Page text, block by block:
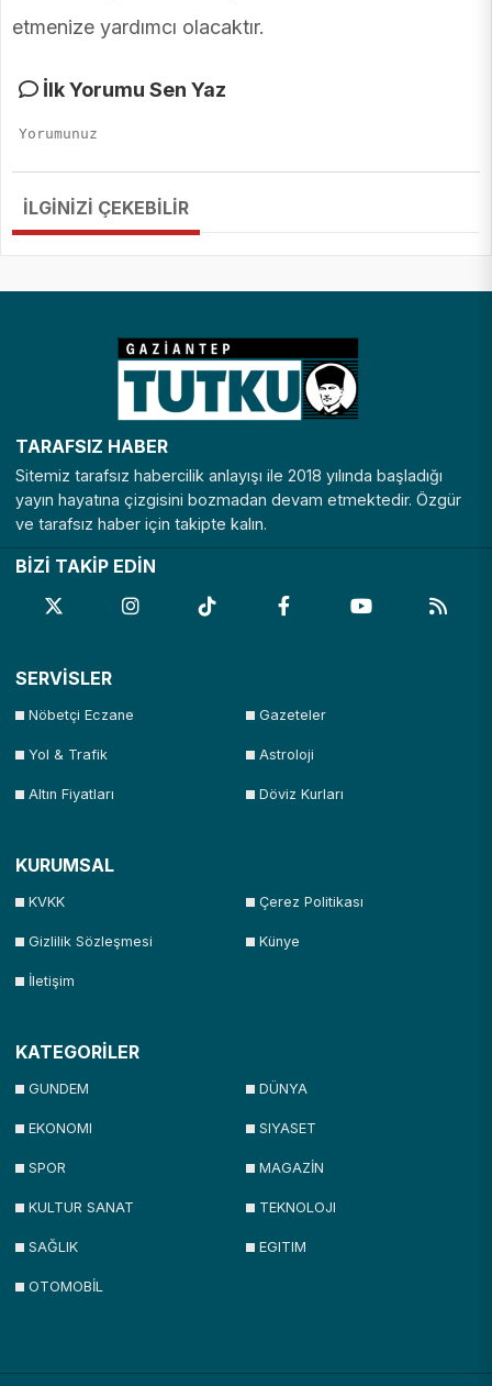
etmenize yardımcı olacaktır.
İlk Yorumu Sen Yaz
İLGİNİZİ ÇEKEBİLİR
TARAFSIZ HABER
Sitemiz tarafsız habercilik anlayışı ile 2018 yılında başladığı
yayın hayatına çizgisini bozmadan devam etmektedir. Özgür
ve tarafsız haber için takipte kalın.
BİZİ TAKİP EDİN
SERVİSLER
Nöbetçi Eczane Gazeteler
Yol & Trafik Astroloji
Altın Fiyatları Döviz Kurları
KURUMSAL
KVKK Çerez Politikası
Gizlilik Sözleşmesi Künye
İletişim
KATEGORİLER
GUNDEM DÜNYA
EKONOMI SIYASET
SPOR MAGAZİN
KULTUR SANAT TEKNOLOJI
SAĞLIK EGITIM
OTOMOBİL